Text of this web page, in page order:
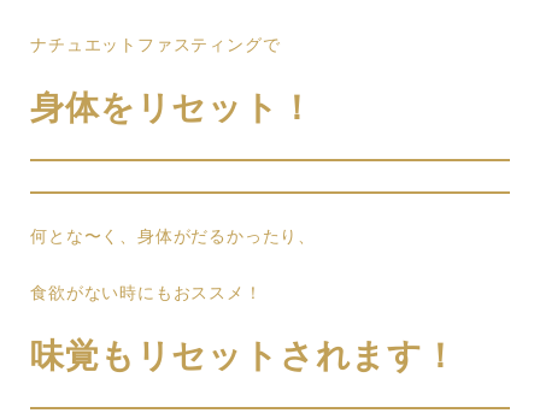
ナチュエットファスティングで
身体をリセット！
何とな〜く、身体がだるかったり、
食欲がない時にもおススメ！
味覚もリセットされます！